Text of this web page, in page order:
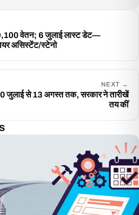
वेतन; 6 जुलाई लास्ट डेट—
असिस्टेंट/स्टेनो
NEXT →
जुलाई से 13 अगस्त तक, सरकार ने तारीखें
तय कीं